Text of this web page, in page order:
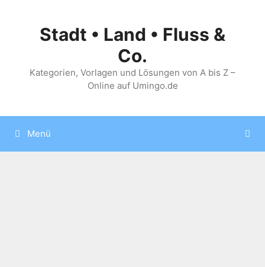
springenStadt • Land • Fluss &
Co.
Kategorien, Vorlagen und Lösungen von A bis Z –
Online auf Umingo.de
Menü